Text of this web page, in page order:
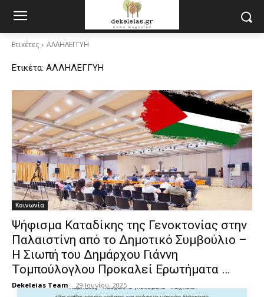
Ετικέτες ΑΛΛΗΛΕΓΓΥΗ
Ετικέτα: ΑΛΛΗΛΕΓΓΥΗ
Κοινωνία
Ψήφισμα Καταδίκης της Γενοκτονίας στην
Παλαιστίνη από το Δημοτικό Συμβούλιο –
Η Σιωπή του Δημάρχου Γιάννη
Τομπούλογλου Προκαλεί Ερωτήματα …
Dekeleias Team - 29 Ιουνίου, 2025